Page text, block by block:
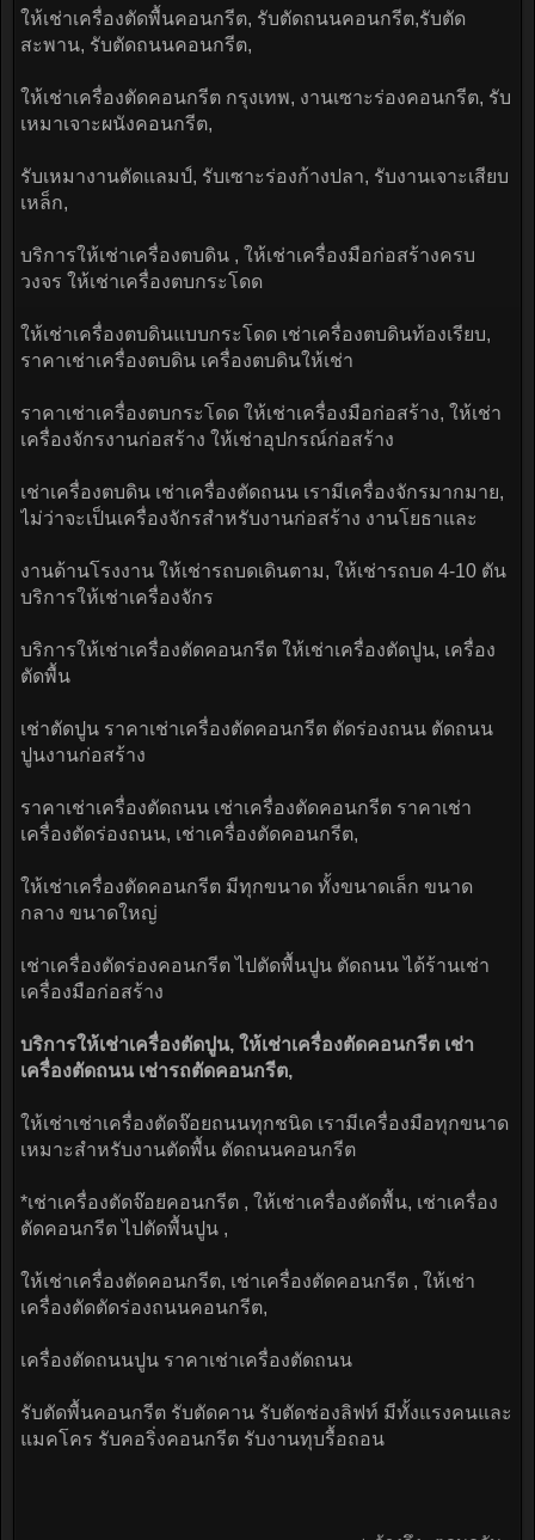
ให้เช่าเครื่องตัดพื้นคอนกรีต, รับตัดถนนคอนกรีต,รับตัด
สะพาน, รับตัดถนนคอนกรีต,
ให้เช่าเครื่องตัดคอนกรีต กรุงเทพ, งานเซาะร่องคอนกรีต, รับ
เหมาเจาะผนังคอนกรีต,
รับเหมางานตัดแลมป์, รับเซาะร่องก้างปลา, รับงานเจาะเสียบ
เหล็ก,
บริการให้เช่าเครื่องตบดิน , ให้เช่าเครื่องมือก่อสร้างครบ
วงจร ให้เช่าเครื่องตบกระโดด
ให้เช่าเครื่องตบดินแบบกระโดด เช่าเครื่องตบดินท้องเรียบ,
ราคาเช่าเครื่องตบดิน เครื่องตบดินให้เช่า
ราคาเช่าเครื่องตบกระโดด ให้เช่าเครื่องมือก่อสร้าง, ให้เช่า
เครื่องจักรงานก่อสร้าง ให้เช่าอุปกรณ์ก่อสร้าง
เช่าเครื่องตบดิน เช่าเครื่องตัดถนน เรามีเครื่องจักรมากมาย,
ไม่ว่าจะเป็นเครื่องจักรสำหรับงานก่อสร้าง งานโยธาและ
งานด้านโรงงาน ให้เช่ารถบดเดินตาม, ให้เช่ารถบด 4-10 ตัน
บริการให้เช่าเครื่องจักร
บริการให้เช่าเครื่องตัดคอนกรีต ให้เช่าเครื่องตัดปูน, เครื่อง
ตัดพื้น
เช่าตัดปูน ราคาเช่าเครื่องตัดคอนกรีต ตัดร่องถนน ตัดถนน
ปูนงานก่อสร้าง
ราคาเช่าเครื่องตัดถนน เช่าเครื่องตัดคอนกรีต ราคาเช่า
เครื่องตัดร่องถนน, เช่าเครื่องตัดคอนกรีต,
ให้เช่าเครื่องตัดคอนกรีต มีทุกขนาด ทั้งขนาดเล็ก ขนาด
กลาง ขนาดใหญ่
เช่าเครื่องตัดร่องคอนกรีต ไปตัดพื้นปูน ตัดถนน ได้ร้านเช่า
เครื่องมือก่อสร้าง
บริการให้เช่าเครื่องตัดปูน, ให้เช่าเครื่องตัดคอนกรีต เช่า
เครื่องตัดถนน เช่ารถตัดคอนกรีต,
ให้เช่าเช่าเครื่องตัดจ๊อยถนนทุกชนิด เรามีเครื่องมือทุกขนาด
เหมาะสำหรับงานตัดพื้น ตัดถนนคอนกรีต
*เช่าเครื่องตัดจ๊อยคอนกรีต , ให้เช่าเครื่องตัดพื้น, เช่าเครื่อง
ตัดคอนกรีต ไปตัดพื้นปูน ,
ให้เช่าเครื่องตัดคอนกรีต, เช่าเครื่องตัดคอนกรีต , ให้เช่า
เครื่องตัดตัดร่องถนนคอนกรีต,
เครื่องตัดถนนปูน ราคาเช่าเครื่องตัดถนน
รับตัดพื้นคอนกรีต รับตัดคาน รับตัดช่องลิฟท์ มีทั้งแรงคนและ
แมคโคร รับคอริ่งคอนกรีต รับงานทุบรื้อถอน